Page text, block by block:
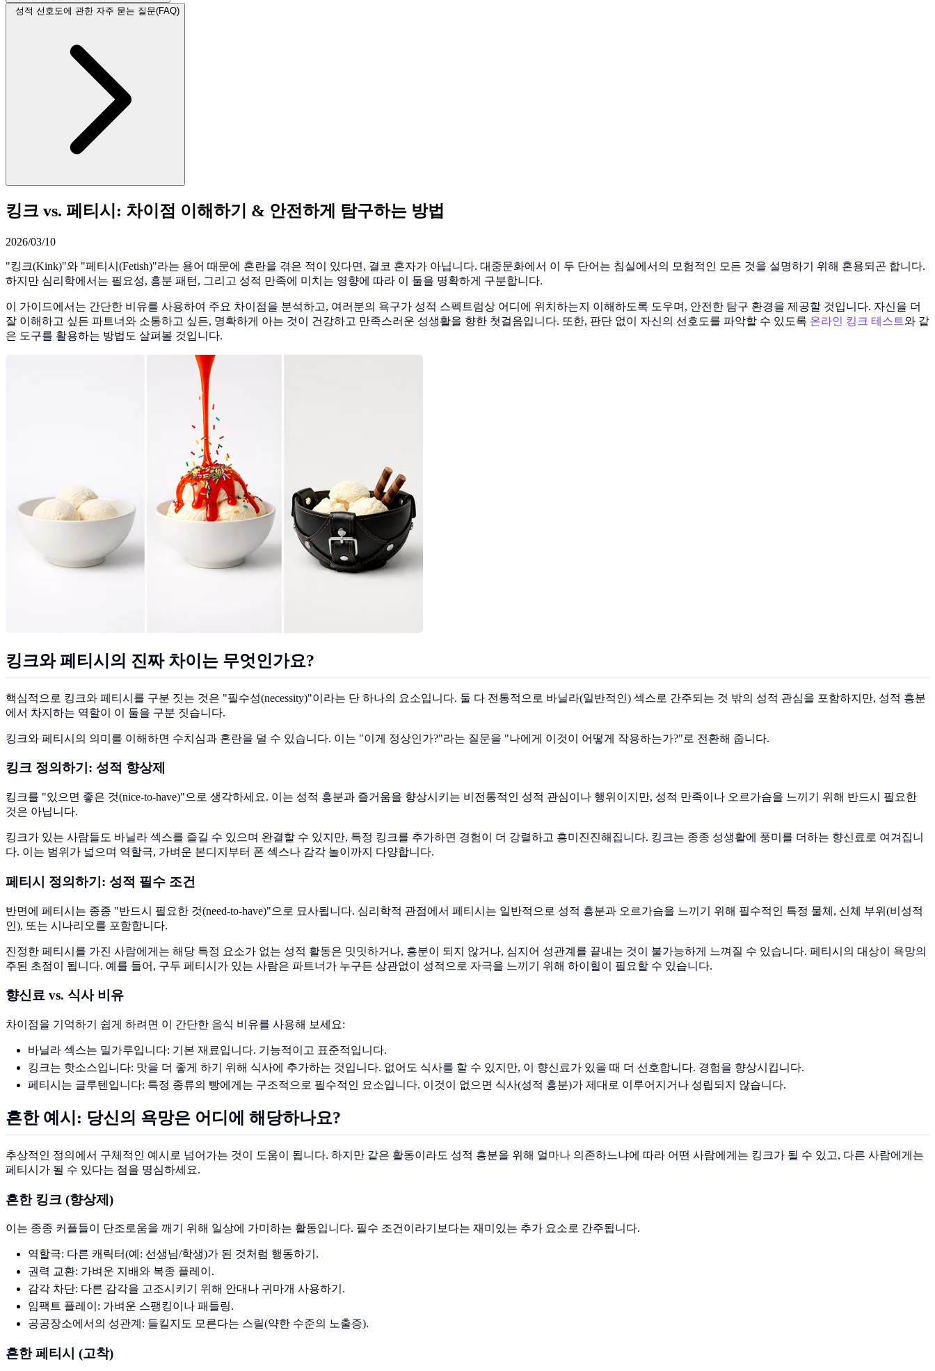
성적 선호도에 관한 자주 묻는 질문(FAQ)
킹크 vs. 페티시: 차이점 이해하기 & 안전하게 탐구하는 방법
2026/03/10
"킹크(Kink)"와 "페티시(Fetish)"라는 용어 때문에 혼란을 겪은 적이 있다면, 결코 혼자가 아닙니다. 대중문화에서 이 두 단어는 침실에서의 모험적인 모든 것을 설명하기 위해 혼용되곤 합니다.
하지만 심리학에서는 필요성, 흥분 패턴, 그리고 성적 만족에 미치는 영향에 따라 이 둘을 명확하게 구분합니다.
이 가이드에서는 간단한 비유를 사용하여 주요 차이점을 분석하고, 여러분의 욕구가 성적 스펙트럼상 어디에 위치하는지 이해하도록 도우며, 안전한 탐구 환경을 제공할 것입니다. 자신을 더
잘 이해하고 싶든 파트너와 소통하고 싶든, 명확하게 아는 것이 건강하고 만족스러운 성생활을 향한 첫걸음입니다. 또한, 판단 없이 자신의 선호도를 파악할 수 있도록 온라인 킹크 테스트와 같
은 도구를 활용하는 방법도 살펴볼 것입니다.
킹크와 페티시의 진짜 차이는 무엇인가요?
핵심적으로 킹크와 페티시를 구분 짓는 것은 "필수성(necessity)"이라는 단 하나의 요소입니다. 둘 다 전통적으로 바닐라(일반적인) 섹스로 간주되는 것 밖의 성적 관심을 포함하지만, 성적 흥분
에서 차지하는 역할이 이 둘을 구분 짓습니다.
킹크와 페티시의 의미를 이해하면 수치심과 혼란을 덜 수 있습니다. 이는 "이게 정상인가?"라는 질문을 "나에게 이것이 어떻게 작용하는가?"로 전환해 줍니다.
킹크 정의하기: 성적 향상제
킹크를 "있으면 좋은 것(nice-to-have)"으로 생각하세요. 이는 성적 흥분과 즐거움을 향상시키는 비전통적인 성적 관심이나 행위이지만, 성적 만족이나 오르가슴을 느끼기 위해 반드시 필요한
것은 아닙니다.
킹크가 있는 사람들도 바닐라 섹스를 즐길 수 있으며 완결할 수 있지만, 특정 킹크를 추가하면 경험이 더 강렬하고 흥미진진해집니다. 킹크는 종종 성생활에 풍미를 더하는 향신료로 여겨집니
다. 이는 범위가 넓으며 역할극, 가벼운 본디지부터 폰 섹스나 감각 놀이까지 다양합니다.
페티시 정의하기: 성적 필수 조건
반면에 페티시는 종종 "반드시 필요한 것(need-to-have)"으로 묘사됩니다. 심리학적 관점에서 페티시는 일반적으로 성적 흥분과 오르가슴을 느끼기 위해 필수적인 특정 물체, 신체 부위(비성적
인), 또는 시나리오를 포함합니다.
진정한 페티시를 가진 사람에게는 해당 특정 요소가 없는 성적 활동은 밋밋하거나, 흥분이 되지 않거나, 심지어 성관계를 끝내는 것이 불가능하게 느껴질 수 있습니다. 페티시의 대상이 욕망의
주된 초점이 됩니다. 예를 들어, 구두 페티시가 있는 사람은 파트너가 누구든 상관없이 성적으로 자극을 느끼기 위해 하이힐이 필요할 수 있습니다.
향신료 vs. 식사 비유
차이점을 기억하기 쉽게 하려면 이 간단한 음식 비유를 사용해 보세요:
바닐라 섹스는 밀가루입니다: 기본 재료입니다. 기능적이고 표준적입니다.
킹크는 핫소스입니다: 맛을 더 좋게 하기 위해 식사에 추가하는 것입니다. 없어도 식사를 할 수 있지만, 이 향신료가 있을 때 더 선호합니다. 경험을 향상시킵니다.
페티시는 글루텐입니다: 특정 종류의 빵에게는 구조적으로 필수적인 요소입니다. 이것이 없으면 식사(성적 흥분)가 제대로 이루어지거나 성립되지 않습니다.
흔한 예시: 당신의 욕망은 어디에 해당하나요?
추상적인 정의에서 구체적인 예시로 넘어가는 것이 도움이 됩니다. 하지만 같은 활동이라도 성적 흥분을 위해 얼마나 의존하느냐에 따라 어떤 사람에게는 킹크가 될 수 있고, 다른 사람에게는
페티시가 될 수 있다는 점을 명심하세요.
흔한 킹크 (향상제)
이는 종종 커플들이 단조로움을 깨기 위해 일상에 가미하는 활동입니다. 필수 조건이라기보다는 재미있는 추가 요소로 간주됩니다.
역할극: 다른 캐릭터(예: 선생님/학생)가 된 것처럼 행동하기.
권력 교환: 가벼운 지배와 복종 플레이.
감각 차단: 다른 감각을 고조시키기 위해 안대나 귀마개 사용하기.
임팩트 플레이: 가벼운 스팽킹이나 패들링.
공공장소에서의 성관계: 들킬지도 모른다는 스릴(약한 수준의 노출증).
흔한 페티시 (고착)